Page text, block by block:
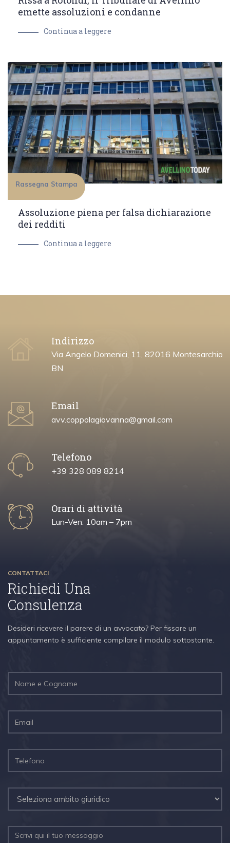
emette assoluzioni e condanne
Continua a leggere
Rassegna Stampa
Assoluzione piena per falsa dichiarazione
dei redditi
Continua a leggere
Indirizzo
Via Angelo Domenici, 11, 82016 Montesarchio
BN
Email
avv.coppolagiovanna@gmail.com
Telefono
+39 328 089 8214
Orari di attività
Lun-Ven: 10am – 7pm
CONTATTACI
Richiedi Una
Consulenza
Desideri ricevere il parere di un avvocato? Per fissare un
appuntamento è sufficiente compilare il modulo sottostante.